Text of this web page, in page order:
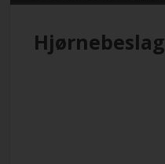
Hjørnebeslag